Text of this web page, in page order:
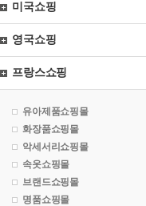
미국쇼핑
영국쇼핑
프랑스쇼핑
유아제품쇼핑몰
화장품쇼핑몰
악세서리쇼핑몰
속옷쇼핑몰
브랜드쇼핑몰
명품쇼핑몰